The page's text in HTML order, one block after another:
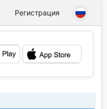
Регистрация
💕